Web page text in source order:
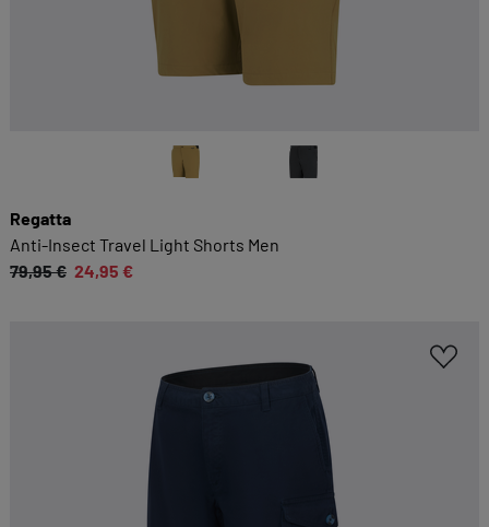
Regatta
Anti-Insect Travel Light Shorts Men
79,95 € 24,95 €